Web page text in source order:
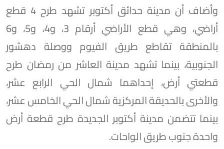
وأضاف أن مدينة حدائق أكتوبر تشهد طرح 4 قطع
أراضي، وهي قطع الأراضي أرقام 3، و4، و5، و6
بالمنطقة تقاطع طريق الفيوم ووصلة دهشور
الجنوبية، بينما تشهد مدينة العاشر من رمضان طرح
قطعتي أرض، إحداهما شمال الحي الرابع عشر،
والأخرى بالحديقة المركزية شمال الحي الخامس عشر،
بينما تتضمن مدينة أكتوبر الجديدة طرح قطعة أرض
واحدة جنوب طريق الواحات.